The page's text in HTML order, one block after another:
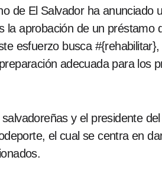
de El Salvador ha anunciado
la aprobación de un préstamo
esfuerzo busca
adecuada para los
y el presidente
el cual se centra en